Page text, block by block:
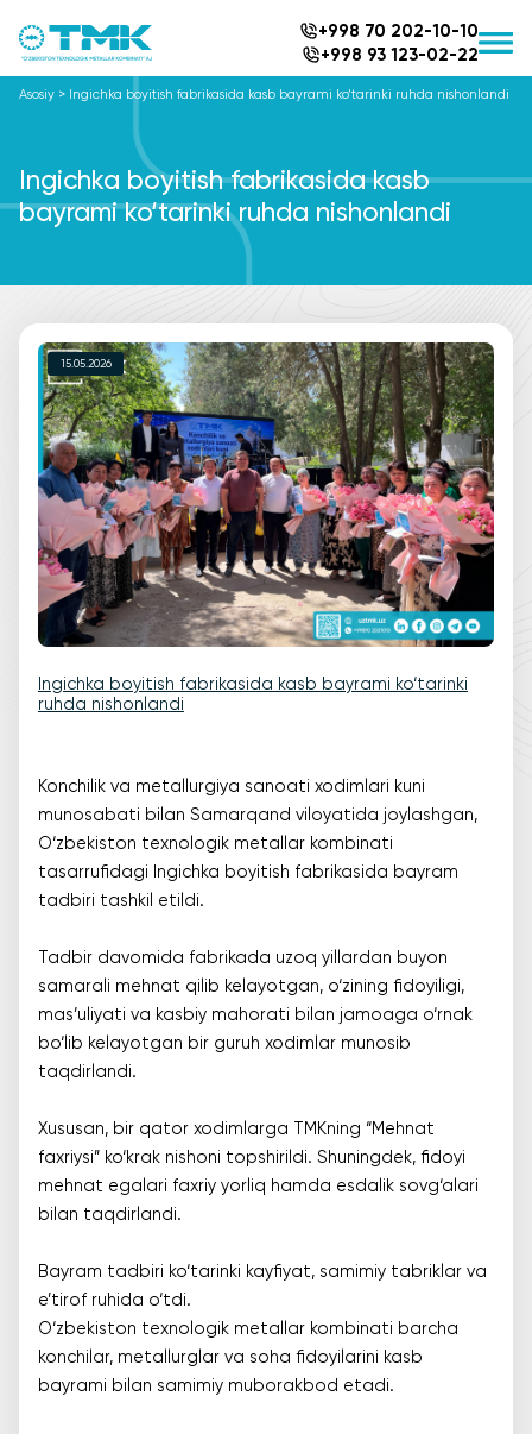
+998 70 202-10-10
+998 93 123-02-22
Asosiy > Ingichka boyitish fabrikasida kasb bayrami ko‘tarinki ruhda nishonlandi
Ingichka boyitish fabrikasida kasb
bayrami ko‘tarinki ruhda nishonlandi
15.05.2026
Ingichka boyitish fabrikasida kasb bayrami ko‘tarinki
ruhda nishonlandi
Konchilik va metallurgiya sanoati xodimlari kuni
munosabati bilan Samarqand viloyatida joylashgan,
O‘zbekiston texnologik metallar kombinati
tasarrufidagi Ingichka boyitish fabrikasida bayram
tadbiri tashkil etildi.
Tadbir davomida fabrikada uzoq yillardan buyon
samarali mehnat qilib kelayotgan, o‘zining fidoyiligi,
mas’uliyati va kasbiy mahorati bilan jamoaga o‘rnak
bo‘lib kelayotgan bir guruh xodimlar munosib
taqdirlandi.
Xususan, bir qator xodimlarga TMKning “Mehnat
faxriysi” ko‘krak nishoni topshirildi. Shuningdek, fidoyi
mehnat egalari faxriy yorliq hamda esdalik sovg‘alari
bilan taqdirlandi.
Bayram tadbiri ko‘tarinki kayfiyat, samimiy tabriklar va
e’tirof ruhida o‘tdi.
O‘zbekiston texnologik metallar kombinati barcha
konchilar, metallurglar va soha fidoyilarini kasb
bayrami bilan samimiy muborakbod etadi.